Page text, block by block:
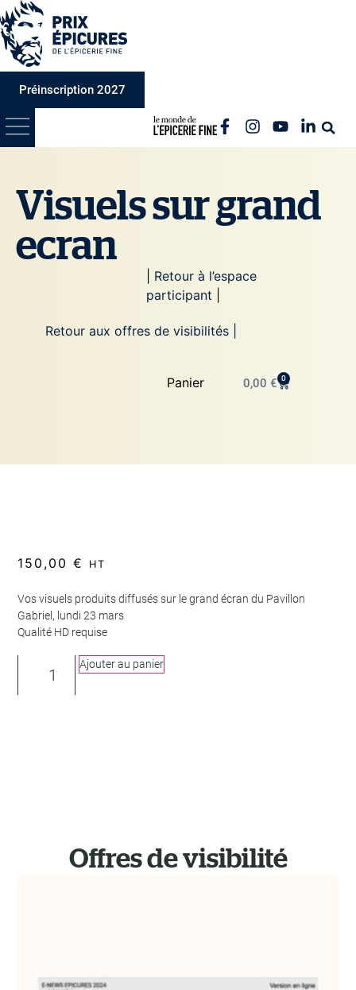
Préinscription 2027
Visuels sur grand
ecran
Panier 0,00 € 0
Retour aux offres de visibilités |
Retour à l’espace
participant
150,00€ HT
Vos visuels produits diffusés sur le grand écran du Pavillon
Gabriel, lundi 23 mars
Qualité HD requise
Ajouter au panier
Offres de visibilité